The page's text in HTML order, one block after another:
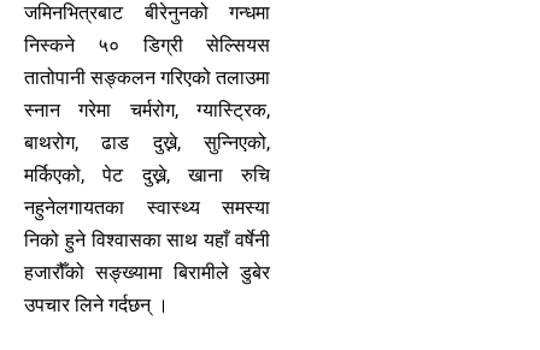
जमिनभित्रबाट बीरेनुनको गन्धमा
निस्कने ५० डिग्री सेल्सियस
तातोपानी सङ्कलन गरिएको तलाउमा
स्नान गरेमा चर्मरोग, ग्यास्ट्रिक,
बाथरोग, ढाड दुख्ने, सुन्निएको,
मर्किएको, पेट दुख्ने, खाना रुचि
नहुनेलगायतका स्वास्थ्य समस्या
निको हुने विश्वासका साथ यहाँ वर्षेनी
हजारौँको सङ्ख्यामा बिरामीले डुबेर
उपचार लिने गर्दछन् ।